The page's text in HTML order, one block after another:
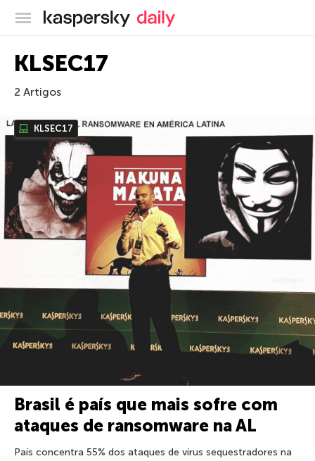
Blog oficial da Kaspersky
KLSEC17
2 Artigos
KLSEC17
Brasil é país que mais sofre com
ataques de ransomware na AL
País concentra 55% dos ataques de vírus sequestradores na